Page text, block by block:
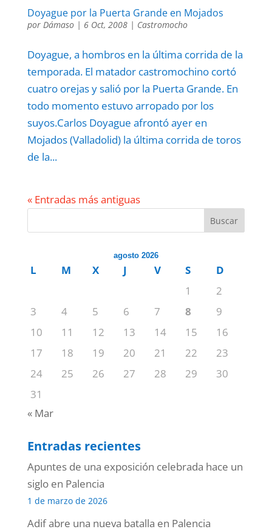
Doyague por la Puerta Grande en Mojados
por Dámaso| 6 Oct, 2008| Castromocho
Doyague, a hombros en la última corrida de la
temporada. El matador castromochino cortó
cuatro orejas y salió por la Puerta Grande. En
todo momento estuvo arropado por los
suyos.Carlos Doyague afrontó ayer en
Mojados (Valladolid) la última corrida de toros
de la...
« Entradas más antiguas
Buscar
agosto 2026
L M X J V S
D
1
2
3
4 5 6 7 8
9
10
11 12 13 14 15
16
17
18 19 20 21 22
23
24
25 26 27 28 29
30
31
« Mar
Entradas recientes
Apuntes de una exposición celebrada hace un
siglo en Palencia
1 de marzo de 2026
Adif abre una nueva batalla en Palencia